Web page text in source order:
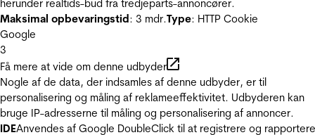
herunder realtids-bud fra tredjeparts-annoncører.
Maksimal opbevaringstid: 3 mdr.Type: HTTP Cookie
Google
3
Få mere at vide om denne udbyder
Nogle af de data, der indsamles af denne udbyder, er til
personalisering og måling af reklameeffektivitet. Udbyderen kan
bruge IP-adresserne til måling og personalisering af annoncer.
IDEAnvendes af Google DoubleClick til at registrere og